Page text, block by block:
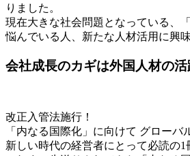
りました。
現在大きな社会問題となっている、
悩んでいる人、新たな人材活用に興
会社成長のカギは外国人材の
改正入管法施行！
「内なる国際化」に向けて グローバ
新しい時代の経営者にとって必読の1